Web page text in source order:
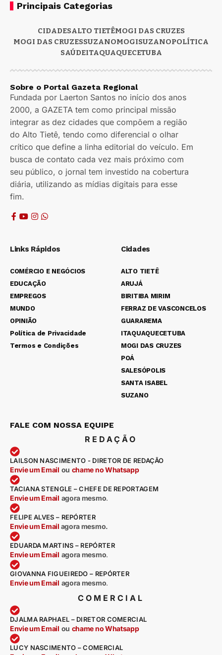
Principais Categorias
CIDADESALTO TIETÊMOGI DAS CRUZES
MOGI DAS CRUZESSUZANOMOGISUZANOPOLÍTICA
SAÚDEITAQUAQUECETUBA
Sobre o Portal Gazeta Regional
Fundada por Laerton Santos no início dos anos
2000, a GAZETA tem como principal missão
integrar as dez cidades que compõem a região
do Alto Tietê, tendo como diferencial o olhar
crítico que define a linha editorial do veículo. Em
busca de contato cada vez mais próximo com
seu público, o jornal tem investido na cobertura
diária, utilizando as mídias digitais para esse
fim.
Links Rápidos
COMÉRCIO E NEGÓCIOS
EDUCAÇÃO
EMPREGOS
MUNDO
OPINIÃO
Política de Privacidade
Termos e Condições
Cidades
ALTO TIETÊ
ARUJÁ
BIRITIBA MIRIM
FERRAZ DE VASCONCELOS
GUARAREMA
ITAQUAQUECETUBA
MOGI DAS CRUZES
POÁ
SALESÓPOLIS
SANTA ISABEL
SUZANO
FALE COM NOSSA EQUIPE
REDAÇÃO
LAILSON NASCIMENTO - DIRETOR DE REDAÇÃO
Envie um Email ou chame no Whatsapp
TACIANA STENGLE – CHEFE DE REPORTAGEM
Envie um Email agora mesmo.
FELIPE ALVES – REPÓRTER
Envie um Email agora mesmo.
EDUARDA MARTINS – REPÓRTER
Envie um Email agora mesmo.
GIOVANNA FIGUEIREDO – REPÓRTER
Envie um Email agora mesmo.
COMERCIAL
DJALMA RAPHAEL – DIRETOR COMERCIAL
Envie um Email ou chame no Whatsapp
LUCY NASCIMENTO – COMERCIAL